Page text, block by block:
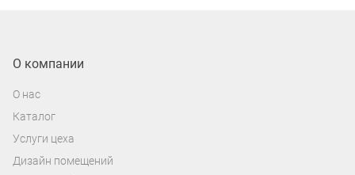
О компании
О нас
Каталог
Услуги цеха
Дизайн помещений